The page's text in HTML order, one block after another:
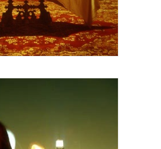
/ flux radiants 1999 120
Galerie Patricia Dorfman,